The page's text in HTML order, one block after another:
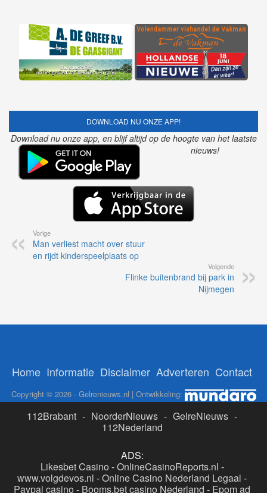
DOWNLOAD NU ONZE APP!
Download nu onze app, en blijf altijd op de hoogte van het laatste
nieuws!
Vorige
Man verliest macht over stuur
en rijdt kinderspeelplaats op
Volgende
Flinke buitenbrand bij park in
Nijmegen
Home Informatie Disclaimer Adverteren Contact
Copyright © 2026 - Gelrenieuws.nl | Ontwikkeling:
112Brabant - NoorderNieuws - GelreNieuws -
112Nederland
ADS:
Likesbet Casino -OnlineCasinoReports.nl -
www.volgdevos.nl -Online Casino Nederland Legaal -
Paypal casino - Booms.bet casino Nederland - Epom ad